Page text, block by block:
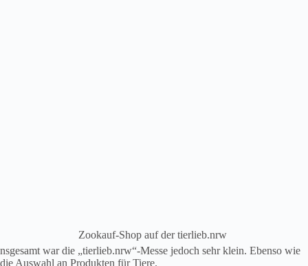
Zookauf-Shop auf der tierlieb.nrw
nsgesamt war die „tierlieb.nrw“-Messe jedoch sehr klein. Ebenso wie
die Auswahl an Produkten für Tiere.